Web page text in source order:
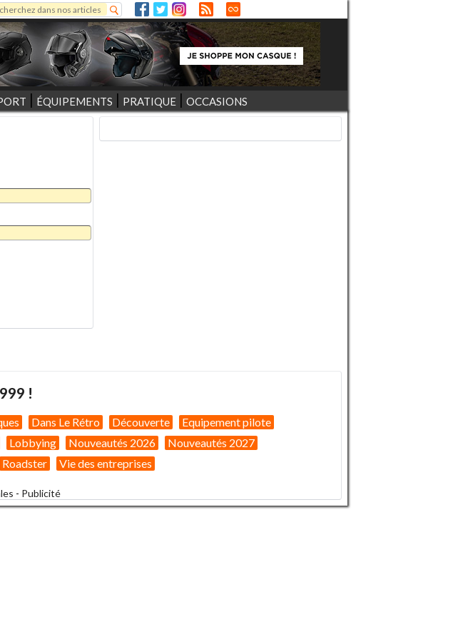
de recherche
ÉQUIPEMENTS PRATIQUE OCCASIONS
!
Dans Le Rétro Découverte
Equipement pilote
Lobbying Nouveautés 2026
Nouveautés 2027
Roadster Vie des entreprises
- Publicité